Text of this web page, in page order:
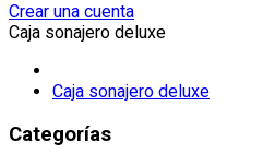
Crear una cuenta
Caja sonajero deluxe
Caja sonajero deluxe
Categorías